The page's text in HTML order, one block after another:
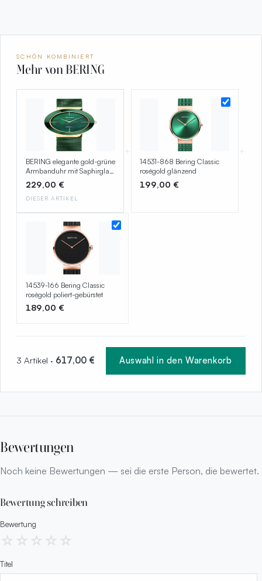
SCHÖN KOMBINIERT
Mehr von BERING
BERING elegante gold-grüne
Armbanduhr mit Saphirglas
Damenuhr 11435-338
229,00 €
DIESER ARTIKEL
+
14531-868 Bering Classic
roségold glänzend
199,00 €
+
14539-166 Bering Classic
roségold poliert-gebürstet
189,00 €
3 Artikel · 617,00 € Auswahl in den Warenkorb
Bewertungen
Noch keine Bewertungen — sei die erste Person, die bewertet.
Bewertung schreiben
Bewertung
☆ ☆ ☆ ☆ ☆
Titel